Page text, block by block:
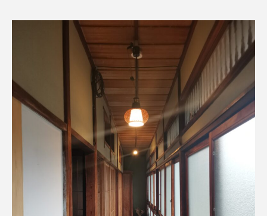
京都 人がいない 人形町
人気 人気店
今井だるま店NAYA 伊万里
伊勢 伊勢・船江温泉 みたすの湯 伊勢市
伊能忠敬 伊萬里 伊達政宗
伝統 伝統工芸
伝統的工芸品 住みやすい街